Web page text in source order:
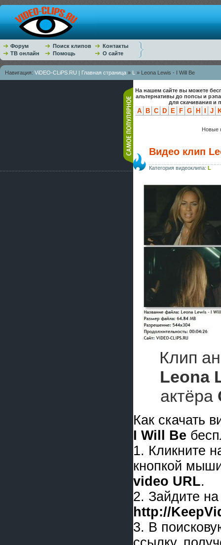
Форум Поиск клипов
Контакты
ТВ онлайн
Помощь О сайте
Навигация: ViDEO-CLiPS.RU | Главная страница » L » Leona Lewis - I Will Be
На нашем сайте вы можете
альтернативы до попсы и
для скачивания и
A B C D E F G H J
Новые
Видео клип
Категория видеоклипа: L
Клип
Leona
актёра
Как скачать
I Will Be
1. Кликните
кнопкой
video URL.
2. Зайдите на
http://
3. В